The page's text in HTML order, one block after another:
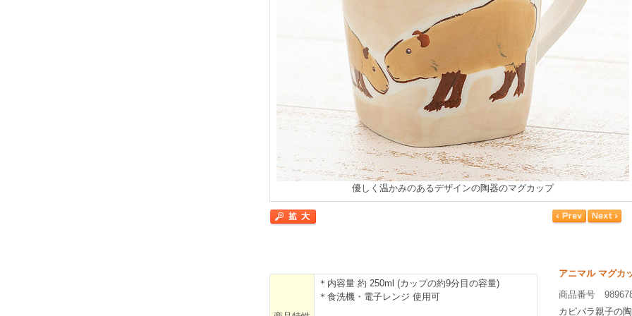
優しく温かみのあるデザインの陶器のマグカップ
＊内容量 約 250ml (カップの約9分目の容量)
＊食洗機・電子レンジ 使用可
アニマル マグカ
商品番号
カピバラ親子の